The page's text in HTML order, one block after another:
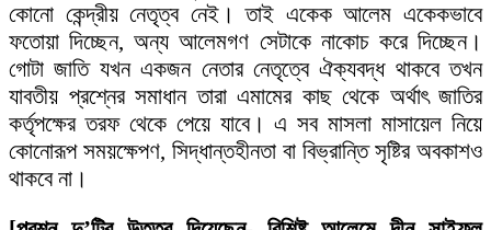
কোনো কেন্দ্রীয় নেতৃত্ব নেই। তাই একেক আলেম একেকভাবে
ফতোয়া দিচ্ছেন, অন্য আলেমগণ সেটাকে নাকোচ করে দিচ্ছেন।
গোটা জাতি যখন একজন নেতার নেতৃত্বে ঐক্যবদ্ধ থাকবে তখন
যাবতীয় প্রশ্নের সমাধান তারা এমামের কাছ থেকে অর্থাৎ জাতির
কর্তৃপক্ষের তরফ থেকে পেয়ে যাবে। এ সব মাসলা মাসায়েল নিয়ে
কোনোরূপ সময়ক্ষেপণ, সিদ্ধান্তহীনতা বা বিভ্রান্তি সৃষ্টির অবকাশও
থাকবে না।